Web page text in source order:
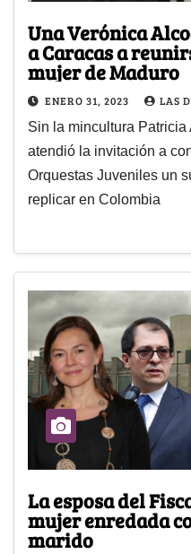
Una Verónica
a Caracas a
mujer de Maduro
ENERO 31, 2023 LAS
Sin la mincultura Patricia
atendió la invitación a
Orquestas Juveniles un
replicar en Colombia
La esposa del
mujer enredada
marido